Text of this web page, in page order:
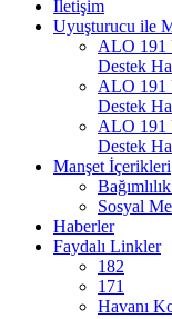
İletişim
Uyuşturucu ile
ALO 191
Destek
ALO 191
Destek
ALO 191
Destek
Manşet İçerikleri
Sosyal
Haberler
Faydalı Linkler
182
171
Havanı